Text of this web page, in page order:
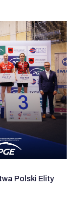
Polski Elity